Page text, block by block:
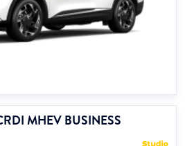
MHEV BUSINESS